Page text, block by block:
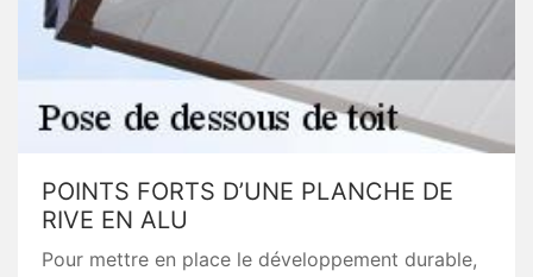
POINTS FORTS D’UNE PLANCHE DE
RIVE EN ALU
Pour mettre en place le développement durable,